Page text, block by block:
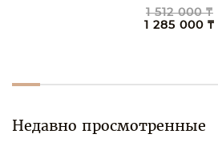
1 088
925
Недавно просмотренные